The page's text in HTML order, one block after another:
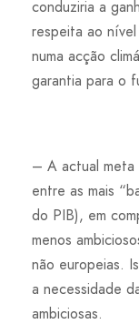
conduziria a
respeita ao
numa acção
garantia para o
– A actual
entre as mais
do PIB), em
menos
não europeias.
a necessidade
ambiciosas.